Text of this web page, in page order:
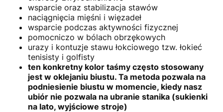
wsparcie oraz stabilizacja stawów
naciągnięcia mięśni i więzadeł
wsparcie podczas aktywności fizycznej
pomocniczo w bólach obrzękowych
urazy i kontuzje stawu łokciowego tzw. łokieć
tenisisty i golfisty
ten konkretny kolor taśmy często stosowany
jest w oklejaniu biustu. Ta metoda pozwala na
podniesienie biustu w momencie, kiedy nasz
ubiór nie pozwala na ubranie stanika (sukienki
na lato, wyjściowe stroje)